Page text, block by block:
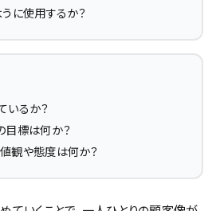
に使用するか？
いるか？
目標は何か？
観や態度は何か？